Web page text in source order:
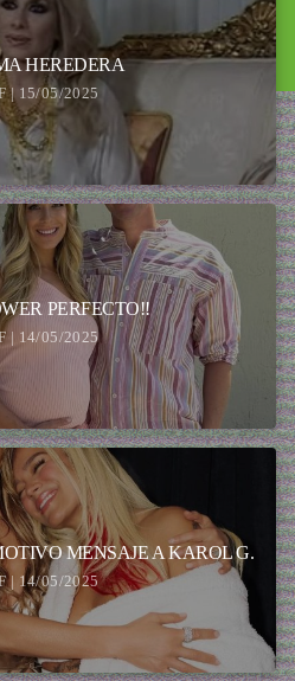
HEREDERA
| 15/05/2025
PERFECTO!!
| 14/05/2025
MENSAJE A KAROL G.
| 14/05/2025